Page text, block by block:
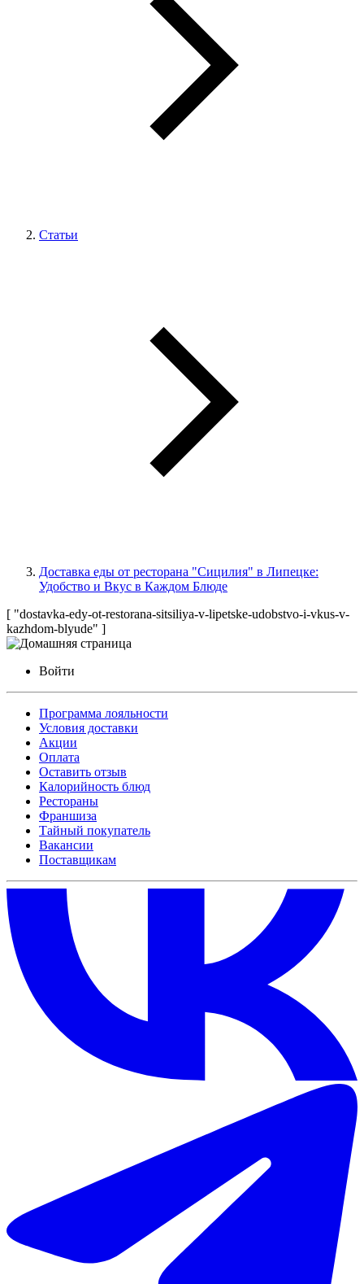
Статьи
Доставка еды от ресторана "Сицилия" в Липецке:
Удобство и Вкус в Каждом Блюде
[ "dostavka-edy-ot-restorana-sitsiliya-v-lipetske-udobstvo-i-vkus-v-
kazhdom-blyude" ]
Войти
Программа лояльности
Условия доставки
Акции
Оплата
Оставить отзыв
Калорийность блюд
Рестораны
Франшиза
Тайный покупатель
Вакансии
Поставщикам